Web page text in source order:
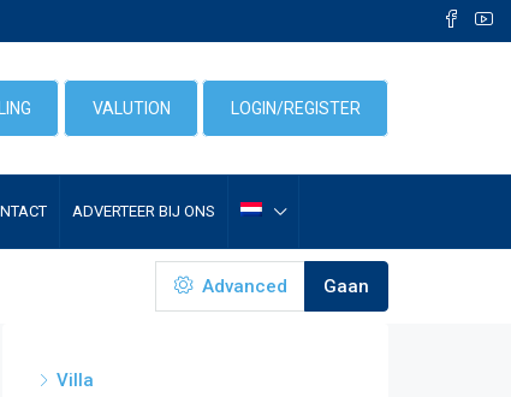
VALUTION
ADVERTEER BIJ ONS
LOGIN/REGISTER
Advanced Gaan
Villa